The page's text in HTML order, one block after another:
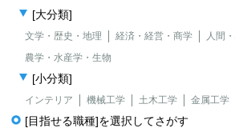
[大分類]
文学・歴史・地理 経済・経営・商学 人間
農学・水産学・生物
[小分類]
インテリア 機械工学 土木工学 金属工学
[目指せる職種]を選択してさがす